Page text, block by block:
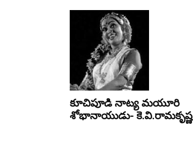
కూచిపూడి నాట్య మ‌యూరి
శోభానాయుడు- కె.వి.రామకృష్ణ